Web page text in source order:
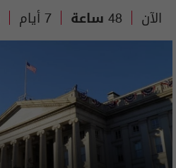
الآن 48 ساعة 7 أيام